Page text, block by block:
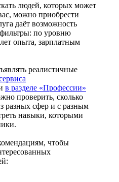
людей, которых может
можно приобрести
даёт возможность
по уровню
опыта, зарплатным
реалистичные
в разделе «Профессии»
проверить, сколько
разных сфер и с разным
навыки, которыми
чтобы